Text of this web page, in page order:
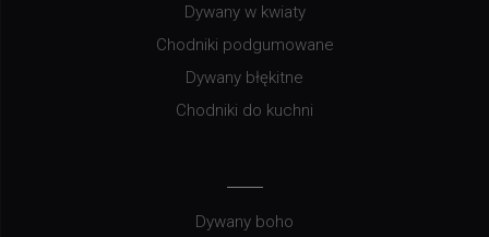
Dywany w kwiaty
Chodniki podgumowane
Dywany błękitne
Chodniki do kuchni
Dywany boho